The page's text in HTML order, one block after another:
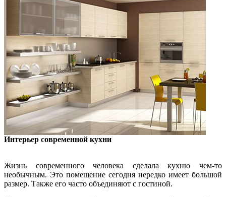
Интерьер современной кухни
Жизнь современного человека сделала кухню чем-то
необычным. Это помещение сегодня нередко имеет большой
размер. Также его часто объединяют с гостиной.